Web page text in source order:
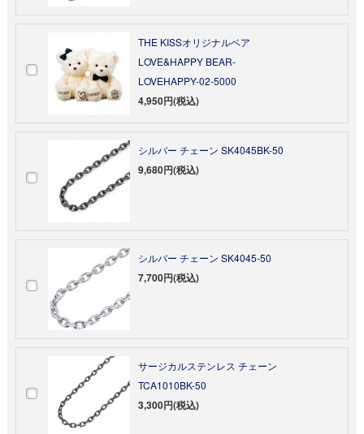
THE KISSオリジナルベア
LOVE&HAPPY BEAR-
LOVEHAPPY-02-5000
4,950円(税込)
シルバー チェーン SK4045BK-50
9,680円(税込)
シルバー チェーン SK4045-50
7,700円(税込)
サージカルステンレス チェーン
TCA1010BK-50
3,300円(税込)